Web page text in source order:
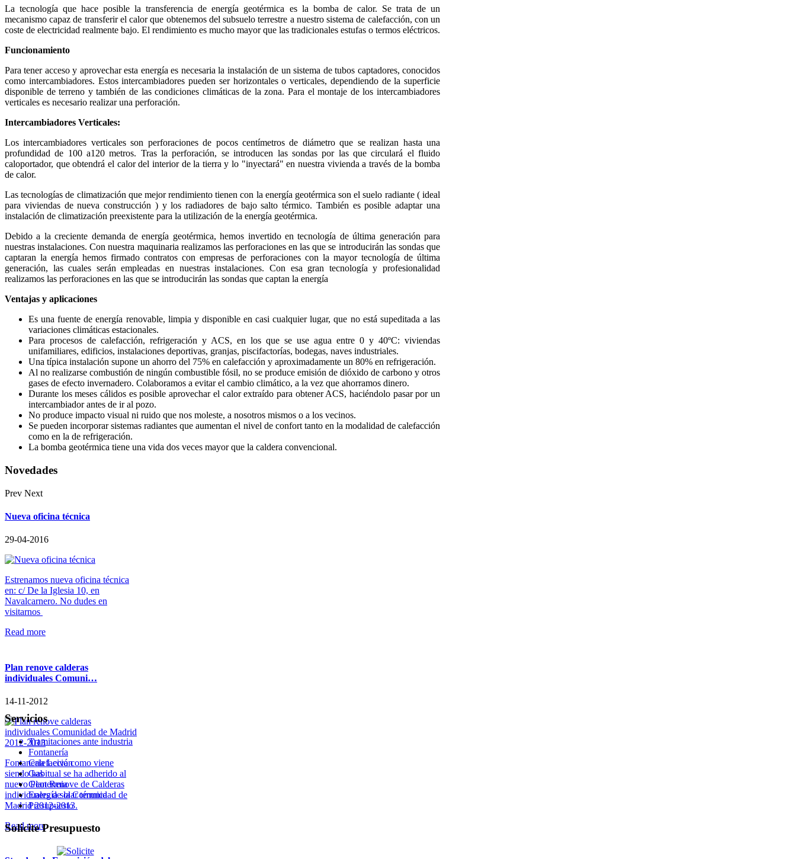
La tecnología que hace posible la transferencia de energía geotérmica es la bomba de calor. Se trata de un
mecanismo capaz de transferir el calor que obtenemos del subsuelo terrestre a nuestro sistema de calefacción, con un
coste de electricidad realmente bajo. El rendimiento es mucho mayor que las tradicionales estufas o termos eléctricos.
Funcionamiento
Para tener acceso y aprovechar esta energía es necesaria la instalación de un sistema de tubos captadores, conocidos
como intercambiadores. Estos intercambiadores pueden ser horizontales o verticales, dependiendo de la superficie
disponible de terreno y también de las condiciones climáticas de la zona. Para el montaje de los intercambiadores
verticales es necesario realizar una perforación.
Intercambiadores Verticales:
Los intercambiadores verticales son perforaciones de pocos centímetros de diámetro que se realizan hasta una
profundidad de 100 a120 metros. Tras la perforación, se introducen las sondas por las que circulará el fluido
caloportador, que obtendrá el calor del interior de la tierra y lo "inyectará" en nuestra vivienda a través de la bomba
de calor.
Las tecnologías de climatización que mejor rendimiento tienen con la energía geotérmica son el suelo radiante ( ideal
para viviendas de nueva construcción ) y los radiadores de bajo salto térmico. También es posible adaptar una
instalación de climatización preexistente para la utilización de la energía geotérmica.
Debido a la creciente demanda de energía geotérmica, hemos invertido en tecnología de última generación para
nuestras instalaciones. Con nuestra maquinaria realizamos las perforaciones en las que se introducirán las sondas que
captaran la energía hemos firmado contratos con empresas de perforaciones con la mayor tecnología de última
generación, las cuales serán empleadas en nuestras instalaciones. Con esa gran tecnología y profesionalidad
realizamos las perforaciones en las que se introducirán las sondas que captan la energía
Ventajas y aplicaciones
Es una fuente de energía renovable, limpia y disponible en casi cualquier lugar, que no está supeditada a las
variaciones climáticas estacionales.
Para procesos de calefacción, refrigeración y ACS, en los que se use agua entre 0 y 40ºC: viviendas
unifamiliares, edificios, instalaciones deportivas, granjas, piscifactorías, bodegas, naves industriales.
Una típica instalación supone un ahorro del 75% en calefacción y aproximadamente un 80% en refrigeración.
Al no realizarse combustión de ningún combustible fósil, no se produce emisión de dióxido de carbono y otros
gases de efecto invernadero. Colaboramos a evitar el cambio climático, a la vez que ahorramos dinero.
Durante los meses cálidos es posible aprovechar el calor extraído para obtener ACS, haciéndolo pasar por un
intercambiador antes de ir al pozo.
No produce impacto visual ni ruido que nos moleste, a nosotros mismos o a los vecinos.
Se pueden incorporar sistemas radiantes que aumentan el nivel de confort tanto en la modalidad de calefacción
como en la de refrigeración.
La bomba geotérmica tiene una vida dos veces mayor que la caldera convencional.
Novedades
Prev Next
Nueva oficina técnica
29-04-2016
Estrenamos nueva oficina técnica
en: c/ De la Iglesia 10, en
Navalcarnero. No dudes en
visitarnos
Read more
Plan renove calderas
individuales Comuni…
14-11-2012
Fontaneria Leiva como viene
siendo habitual se ha adherido al
nuevo Plan Renove de Calderas
individuales de la Comunidad de
Madrid 2012-2013.
Read more
Servicios
Tramitaciones ante industria
Fontanería
Calefacción
Gas
Geotermia
Energía solar térmica
Presupuesto
SolicitePresupuesto